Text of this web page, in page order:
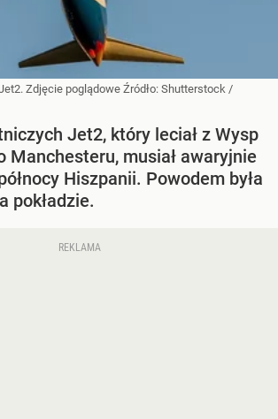
Zdjęcie poglądowe Źródło: Shutterstock /
Jet2, który leciał z Wysp
Manchesteru, musiał awaryjnie
Hiszpanii. Powodem była
pokładzie.